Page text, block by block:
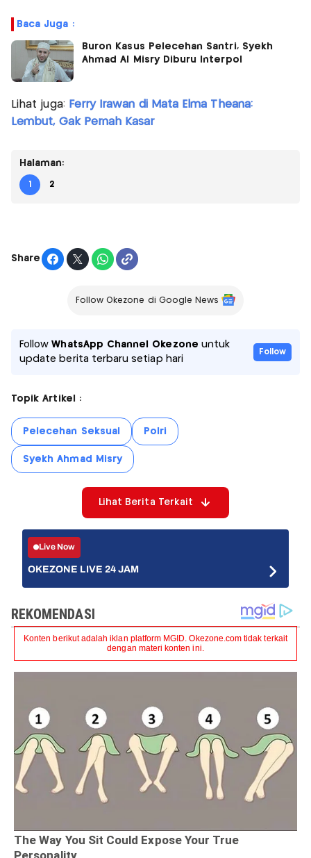
Baca Juga :
Buron Kasus Pelecehan Santri, Syekh
Ahmad Al Misry Diburu Interpol
Lihat juga: Ferry Irawan di Mata Elma Theana:
Lembut, Gak Pernah Kasar
Halaman:
1 2
Share
Follow Okezone di Google News
FollowWhatsApp Channel Okezone untuk
update berita terbaru setiap hari
Follow
Topik Artikel :
Pelecehan Seksual Polri
Syekh Ahmad Misry
Lihat Berita Terkait
Live Now
OKEZONE LIVE 24 JAM